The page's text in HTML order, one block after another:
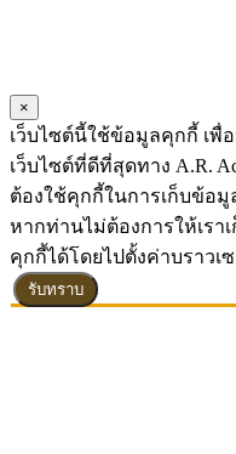
×
เว็บไซต์นี้ใช้ข้อมูลคุกกี้ เพื่
เว็บไซต์ที่ดีที่สุดทาง A.R.
ต้องใช้คุกกี้ในการเก็บข้อ
หากท่านไม่ต้องการให้เร
คุกกี้ได้โดยไปตั้งค่าบราวเ
รับทราบ